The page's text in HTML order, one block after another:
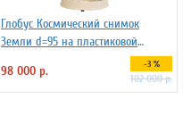
Глобус Космический снимок
Земли d=95 на пластиковой
98 000 р. -3 %
102 000 р.